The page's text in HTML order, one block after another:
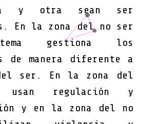
y otra sean ser
En la zona del no ser
gestiona los
de manera diferente a
ser. En la zona del
regulación y
y en la zona del no